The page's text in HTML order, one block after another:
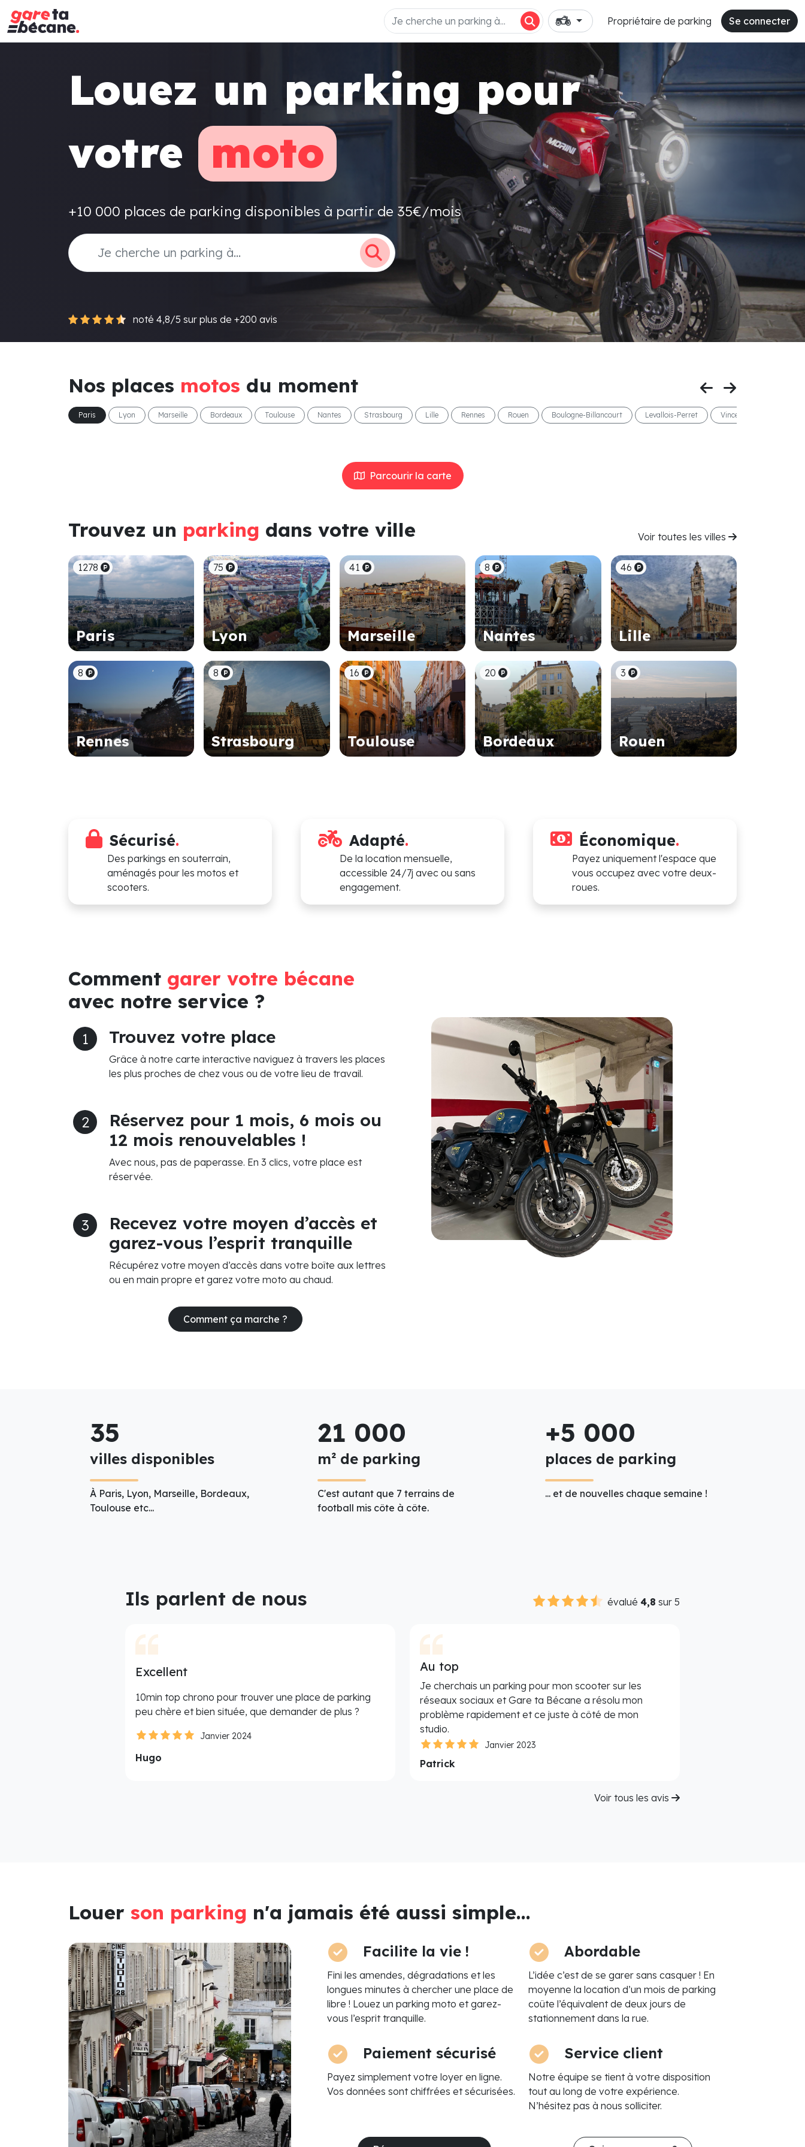
Propriétaire de parking Se connecter
Louez un parking pour
votre moto
+10 000 places de parking disponibles à partir de 35€/mois
noté 4,8/5 sur plus de +200 avis
Nos places motos du moment
Paris Lyon Marseille Bordeaux Toulouse Nantes Strasbourg Lille Rennes Rouen Boulogne-Billancourt Levallois-Perret Vincennes
Parcourir la carte
Trouvez un parking dans votre ville Voir toutes les villes
1278
Paris
75
Lyon
41
Marseille
8
Nantes
46
Lille
8
Rennes
8
Strasbourg
16
Toulouse
20
Bordeaux
3
Rouen
Sécurisé.
Des parkings en souterrain,
aménagés pour les motos et
scooters.
Adapté.
De la location mensuelle,
accessible 24/7j avec ou sans
engagement.
Économique.
Payez uniquement l'espace que
vous occupez avec votre deux-
roues.
Comment garer votre bécane
avec notre service ?
1 Trouvez votre place
Grâce à notre carte interactive naviguez à travers les places
les plus proches de chez vous ou de votre lieu de travail.
2
Réservez pour 1 mois, 6 mois ou
12 mois renouvelables !
Avec nous, pas de paperasse. En 3 clics, votre place est
réservée.
3
Recevez votre moyen d’accès et
garez-vous l’esprit tranquille
Récupérez votre moyen d’accès dans votre boîte aux lettres
ou en main propre et garez votre moto au chaud.
Comment ça marche ?
35
villes disponibles
À Paris, Lyon, Marseille, Bordeaux,
Toulouse etc...
21 000
m² de parking
C'est autant que 7 terrains de
football mis côte à côte.
+5 000
places de parking
... et de nouvelles chaque semaine !
Ils parlent de nous évalué 4,8 sur 5
Excellent
10min top chrono pour trouver une place de parking
peu chère et bien située, que demander de plus ?
Janvier 2024
Hugo
Au top
Je cherchais un parking pour mon scooter sur les
réseaux sociaux et Gare ta Bécane a résolu mon
problème rapidement et ce juste à côté de mon
studio.
Janvier 2023
Patrick
Voir tous les avis
Louer son parking n'a jamais été aussi simple...
Facilite la vie !
Fini les amendes, dégradations et les
longues minutes à chercher une place de
libre ! Louez un parking moto et garez-
vous l’esprit tranquille.
Abordable
L’idée c’est de se garer sans casquer ! En
moyenne la location d’un mois de parking
coûte l’équivalent de deux jours de
stationnement dans la rue.
Paiement sécurisé
Payez simplement votre loyer en ligne.
Vos données sont chiffrées et sécurisées.
Service client
Notre équipe se tient à votre disposition
tout au long de votre expérience.
N’hésitez pas à nous solliciter.